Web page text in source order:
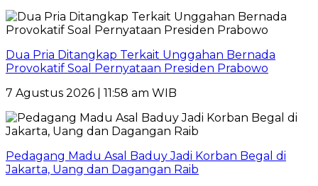
Dua Pria Ditangkap Terkait Unggahan Bernada
Provokatif Soal Pernyataan Presiden Prabowo
7 Agustus 2026 | 11:58 am WIB
Pedagang Madu Asal Baduy Jadi Korban Begal di
Jakarta, Uang dan Dagangan Raib